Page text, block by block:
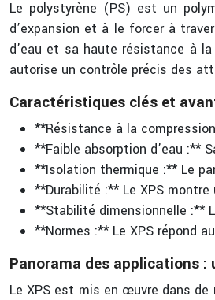
Le polystyrène (PS) est un
d’expansion et à le forcer à
d’eau et sa haute résistance à
autorise un contrôle précis des
Caractéristiques clés et
**Résistance à la
**Faible absorption d’eau :**
**Isolation thermique :** Le
**Durabilité :** Le XPS
**Stabilité dimensionnelle :**
**Normes :** Le XPS répond
Panorama des applications
Le XPS est mis en œuvre dans